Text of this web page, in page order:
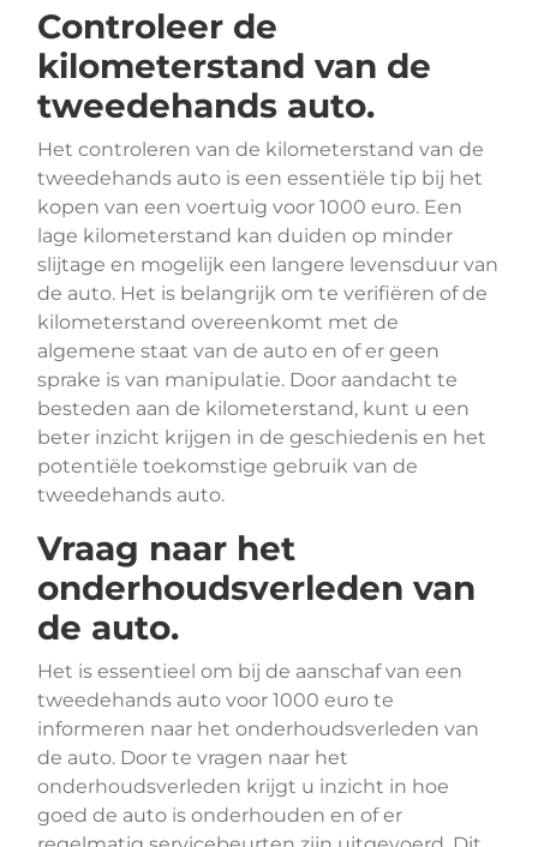
Controleer de
kilometerstand van de
tweedehands auto.
Het controleren van de kilometerstand van de
tweedehands auto is een essentiële tip bij het
kopen van een voertuig voor 1000 euro. Een
lage kilometerstand kan duiden op minder
slijtage en mogelijk een langere levensduur van
de auto. Het is belangrijk om te verifiëren of de
kilometerstand overeenkomt met de
algemene staat van de auto en of er geen
sprake is van manipulatie. Door aandacht te
besteden aan de kilometerstand, kunt u een
beter inzicht krijgen in de geschiedenis en het
potentiële toekomstige gebruik van de
tweedehands auto.
Vraag naar het
onderhoudsverleden van
de auto.
Het is essentieel om bij de aanschaf van een
tweedehands auto voor 1000 euro te
informeren naar het onderhoudsverleden van
de auto. Door te vragen naar het
onderhoudsverleden krijgt u inzicht in hoe
goed de auto is onderhouden en of er